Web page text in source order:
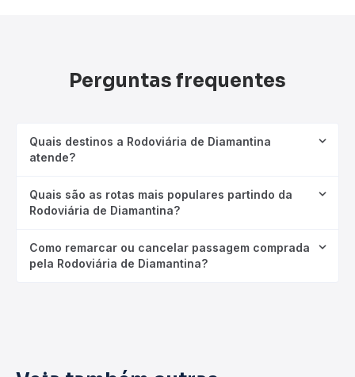
Perguntas frequentes
Quais destinos a Rodoviária de Diamantina
atende?
Quais são as rotas mais populares partindo da
Rodoviária de Diamantina?
Como remarcar ou cancelar passagem comprada
pela Rodoviária de Diamantina?